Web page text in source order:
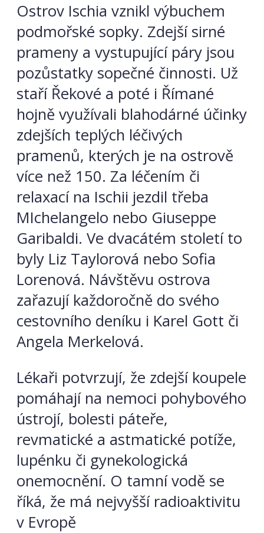
Ostrov Ischia vznikl výbuchem
podmořské sopky. Zdejší sirné
prameny a vystupující páry jsou
pozůstatky sopečné činnosti. Už
staří Řekové a poté i Římané
hojně využívali blahodárné účinky
zdejších teplých léčivých
pramenů, kterých je na ostrově
více než 150. Za léčením či
relaxací na Ischii jezdil třeba
MIchelangelo nebo Giuseppe
Garibaldi. Ve dvacátém století to
byly Liz Taylorová nebo Sofia
Lorenová. Návštěvu ostrova
zařazují každoročně do svého
cestovního deníku i Karel Gott či
Angela Merkelová.
Lékaři potvrzují, že zdejší koupele
pomáhají na nemoci pohybového
ústrojí, bolesti páteře,
revmatické a astmatické potíže,
lupénku či gynekologická
onemocnění. O tamní vodě se
říká, že má nejvyšší radioaktivitu
v Evropě